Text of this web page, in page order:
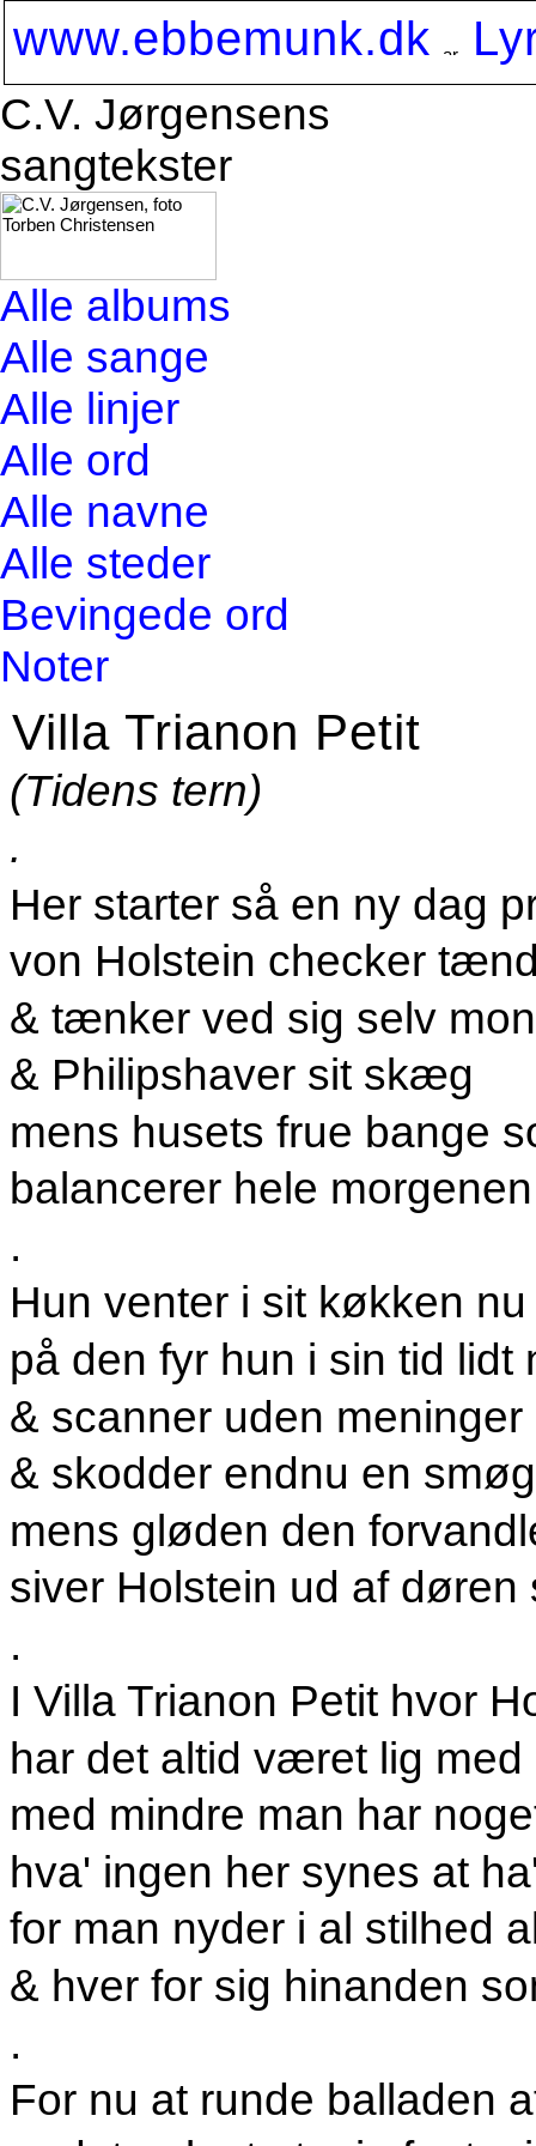
www.ebbemunk.dk
C.V. Jørgensens
sangtekster
Alle albums
Alle sange
Alle linjer
Alle ord
Alle navne
Alle steder
Bevingede ord
Noter
Villa Trianon Petit
(Tidens tern)
.
Her starter så en ny dag
von Holstein checker
& tænker ved sig selv
& Philipshaver sit skæg
mens husets frue bange
balancerer hele
.
Hun venter i sit køkken
på den fyr hun i sin tid
& scanner uden meninger
& skodder endnu en smøg
mens gløden den
siver Holstein ud af
.
I Villa Trianon Petit hvor
har det altid været lig
med mindre man har
hva' ingen her synes at
for man nyder i al stilhed
& hver for sig hinanden
.
For nu at runde balladen